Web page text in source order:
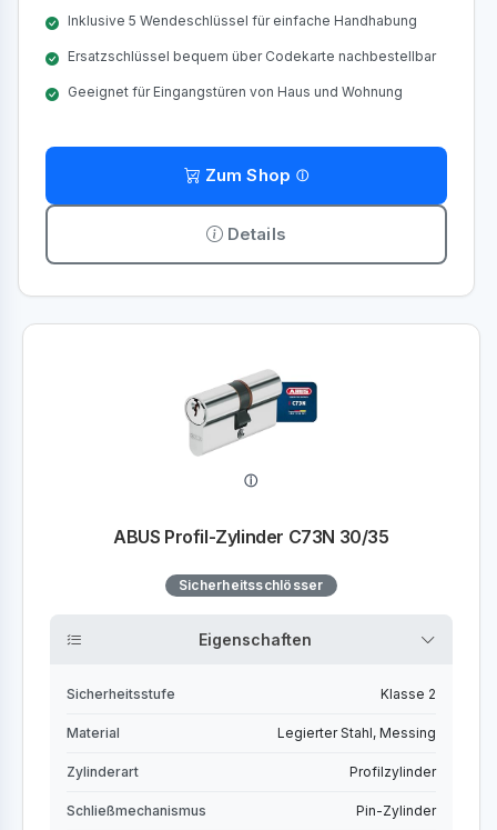
Inklusive 5 Wendeschlüssel für einfache Handhabung
Ersatzschlüssel bequem über Codekarte nachbestellbar
Geeignet für Eingangstüren von Haus und Wohnung
Zum Shop
Details
ABUS Profil-Zylinder C73N 30/35
Sicherheitsschlösser
Eigenschaften
Sicherheitsstufe Klasse 2
Material Legierter Stahl, Messing
Zylinderart Profilzylinder
Schließmechanismus Pin-Zylinder